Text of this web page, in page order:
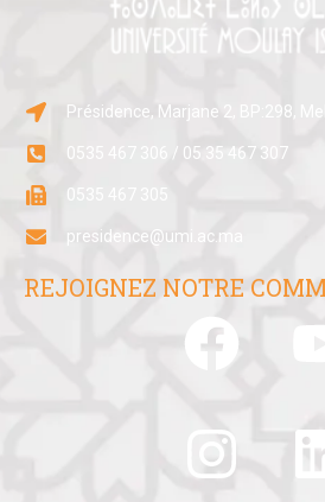
Présidence, Marjane 2, BP:298,
0535 467 306 / 05 35 467 307
0535 467 305
presidence@umi.ac.ma
REJOIGNEZ NOTRE